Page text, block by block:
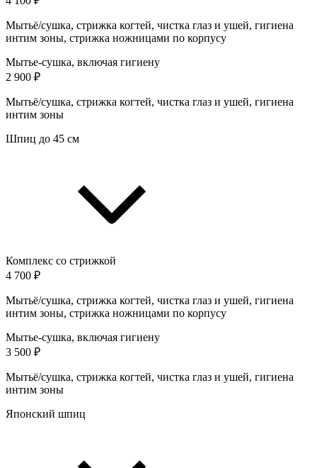
Мытьё/сушка, стрижка когтей, чистка глаз и ушей, гигиена
интим зоны, стрижка ножницами по корпусу
Мытье-сушка, включая гигиену
2 900 ₽
Мытьё/сушка, стрижка когтей, чистка глаз и ушей, гигиена
интим зоны
Шпиц до 45 см
Комплекс со стрижкой
4 700 ₽
Мытьё/сушка, стрижка когтей, чистка глаз и ушей, гигиена
интим зоны, стрижка ножницами по корпусу
Мытье-сушка, включая гигиену
3 500 ₽
Мытьё/сушка, стрижка когтей, чистка глаз и ушей, гигиена
интим зоны
Японский шпиц